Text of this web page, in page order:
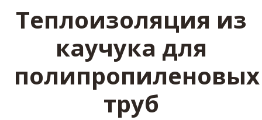
Теплоизоляция из
каучука для
полипропиленовых
труб